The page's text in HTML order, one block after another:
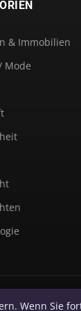
& Immobilien
Mode
Wenn Sie